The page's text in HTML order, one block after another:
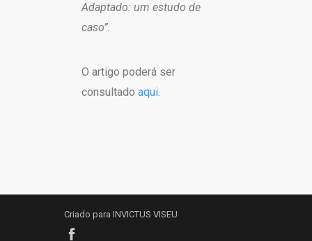
Adaptado: um estudo de
caso”.
O artigo poderá ser
consultado aqui.
Criado para INVICTUS VISEU